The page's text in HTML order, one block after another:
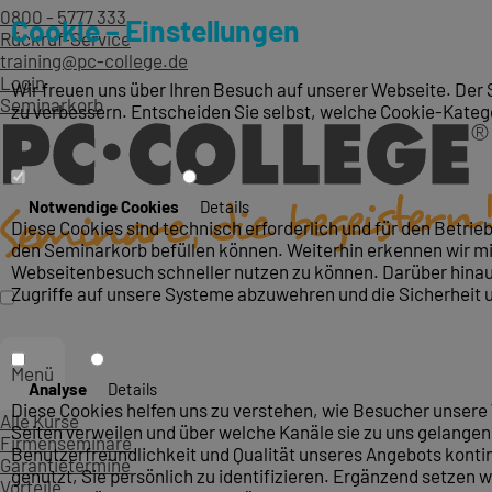
0800 - 5777 333
Rückruf-Service
training@pc-college.de
Login
Seminarkorb
Menü
Alle Kurse
Firmenseminare
Garantietermine
Vorteile
Cookie – Einstellungen
Wir freuen uns über Ihren Besuch auf unserer Webseite.
zu verbessern. Entscheiden Sie selbst, welche Cookie-
Notwendige Cookies Details
Diese Cookies sind technisch erforderlich und für den
den Seminarkorb befüllen können. Weiterhin erkennen wir
Webseitenbesuch schneller nutzen zu können. Darüber
Zugriffe auf unsere Systeme abzuwehren und die Sicherheit
Analyse Details
Diese Cookies helfen uns zu verstehen, wie Besucher
Seiten verweilen und über welche Kanäle sie zu uns
Benutzerfreundlichkeit und Qualität unseres Angebots
genutzt, Sie persönlich zu identifizieren. Ergänzend